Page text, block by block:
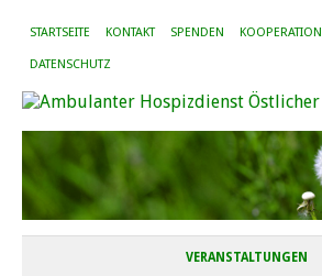
STARTSEITE KONTAKT SPENDEN KOOPERATION
DATENSCHUTZ
VERANSTALTUNGEN